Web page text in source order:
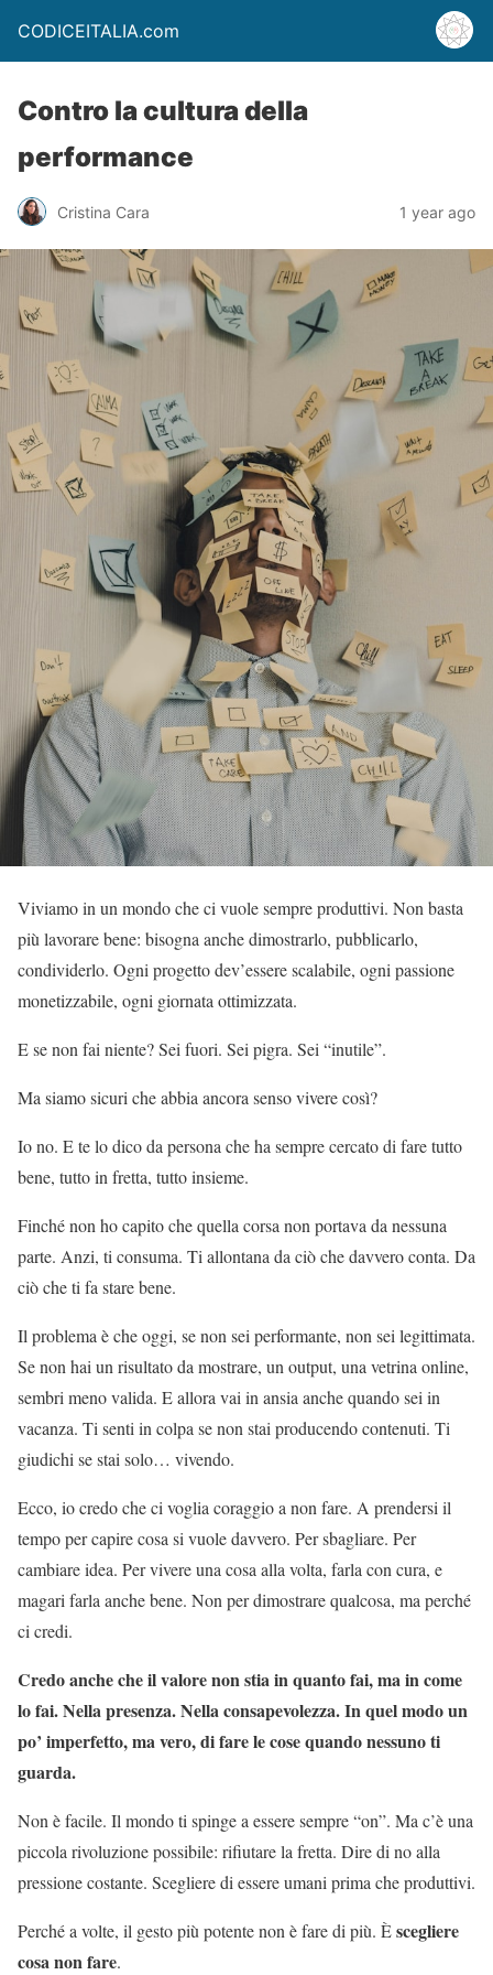
CODICEITALIA.com
Contro la cultura della
performance
Cristina Cara 1 year ago
Viviamo in un mondo che ci vuole sempre produttivi. Non basta
più lavorare bene: bisogna anche dimostrarlo, pubblicarlo,
condividerlo. Ogni progetto dev’essere scalabile, ogni passione
monetizzabile, ogni giornata ottimizzata.
E se non fai niente? Sei fuori. Sei pigra. Sei “inutile”.
Ma siamo sicuri che abbia ancora senso vivere così?
Io no. E te lo dico da persona che ha sempre cercato di fare tutto
bene, tutto in fretta, tutto insieme.
Finché non ho capito che quella corsa non portava da nessuna
parte. Anzi, ti consuma. Ti allontana da ciò che davvero conta. Da
ciò che ti fa stare bene.
Il problema è che oggi, se non sei performante, non sei legittimata.
Se non hai un risultato da mostrare, un output, una vetrina online,
sembri meno valida. E allora vai in ansia anche quando sei in
vacanza. Ti senti in colpa se non stai producendo contenuti. Ti
giudichi se stai solo… vivendo.
Ecco, io credo che ci voglia coraggio a non fare. A prendersi il
tempo per capire cosa si vuole davvero. Per sbagliare. Per
cambiare idea. Per vivere una cosa alla volta, farla con cura, e
magari farla anche bene. Non per dimostrare qualcosa, ma perché
ci credi.
Credo anche che il valore non stia in quanto fai, ma in come
lo fai. Nella presenza. Nella consapevolezza. In quel modo un
po’ imperfetto, ma vero, di fare le cose quando nessuno ti
guarda.
Non è facile. Il mondo ti spinge a essere sempre “on”. Ma c’è una
piccola rivoluzione possibile: rifiutare la fretta. Dire di no alla
pressione costante. Scegliere di essere umani prima che produttivi.
Perché a volte, il gesto più potente non è fare di più. Èscegliere
cosa non fare.